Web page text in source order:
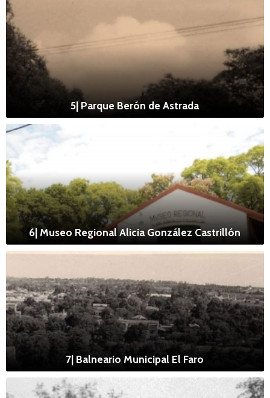
5| Parque Berón de Astrada
6| Museo Regional Alicia González Castrillón
7| Balneario Municipal El Faro